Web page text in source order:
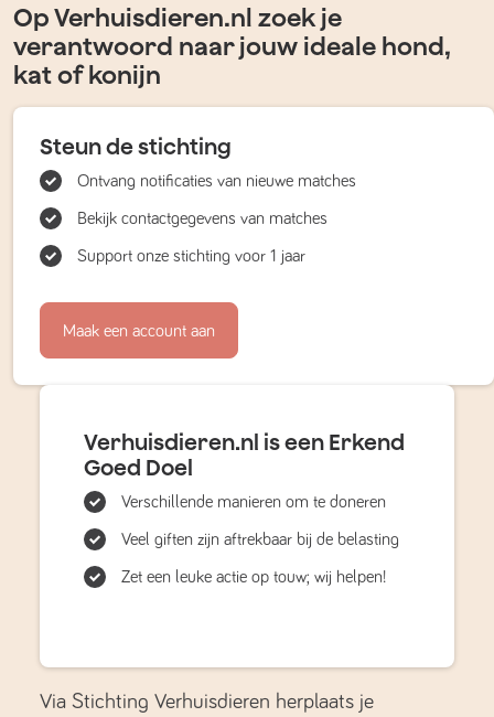
Op Verhuisdieren.nl zoek je
verantwoord naar jouw ideale hond,
kat of konijn
Steun de stichting
Ontvang notificaties van nieuwe matches
Bekijk contactgegevens van matches
Support onze stichting voor 1 jaar
Maak een account aan
Verhuisdieren.nl is een Erkend
Goed Doel
Verschillende manieren om te doneren
Veel giften zijn aftrekbaar bij de belasting
Zet een leuke actie op touw; wij helpen!
Via Stichting Verhuisdieren herplaats je